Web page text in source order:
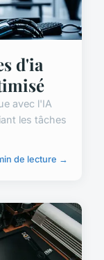
d'ia
avec l'IA
les tâches
de lecture →